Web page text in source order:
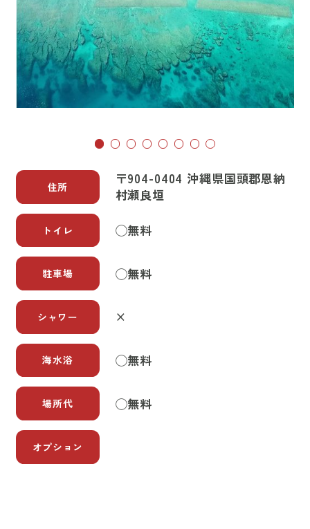
住所
〒904-0404 沖縄県国頭郡恩納
村瀬良垣
トイレ ◯無料
駐車場 ◯無料
シャワー ×
海水浴 ◯無料
場所代 ◯無料
オプション